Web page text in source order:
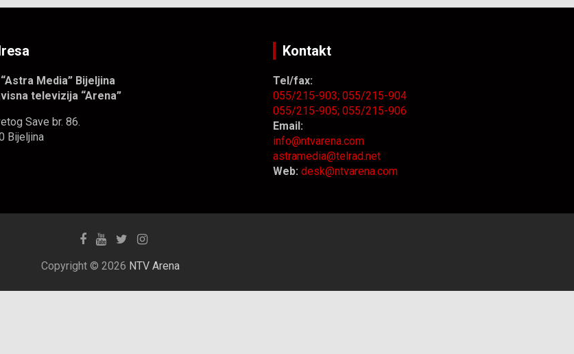
“Astra Media” Bijeljina
televizija “Arena”
Save br. 86.
Bijeljina
Kontakt
Tel/fax:
055/215-903;055/215-904
055/215-905;055/215-906
Email:
info@ntvarena.com
astramedia@telrad.net
Web: desk@ntvarena.com
Copyright © 2026 NTV Arena